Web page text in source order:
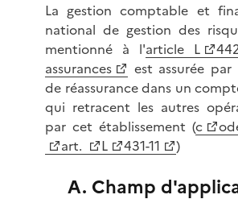
La gestion comptable et
national de gestion des
mentionné à l'article L
assurances
est assurée
de réassurance dans un
qui retracent les autres
par cet établissement (c
art.
L 431-11 )
A. Champ